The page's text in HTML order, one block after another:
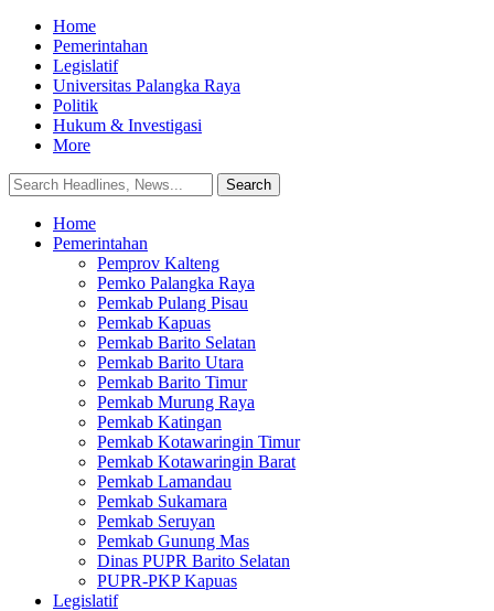
Home
Pemerintahan
Legislatif
Universitas Palangka Raya
Politik
Hukum & Investigasi
More
Home
Pemerintahan
Pemprov Kalteng
Pemko Palangka Raya
Pemkab Pulang Pisau
Pemkab Kapuas
Pemkab Barito Selatan
Pemkab Barito Utara
Pemkab Barito Timur
Pemkab Murung Raya
Pemkab Katingan
Pemkab Kotawaringin Timur
Pemkab Kotawaringin Barat
Pemkab Lamandau
Pemkab Sukamara
Pemkab Seruyan
Pemkab Gunung Mas
Dinas PUPR Barito Selatan
PUPR-PKP Kapuas
Legislatif